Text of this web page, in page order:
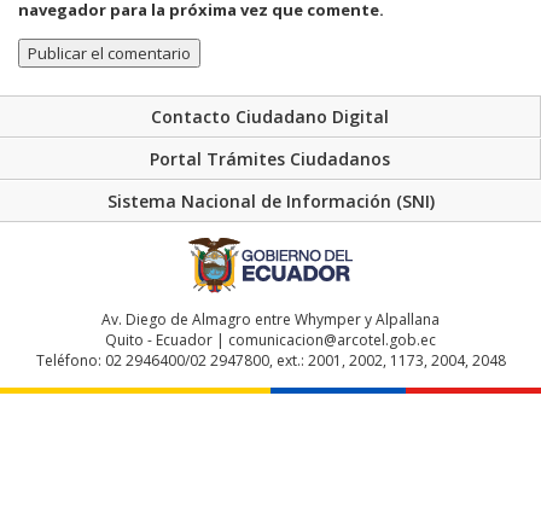
navegador para la próxima vez que comente.
Contacto Ciudadano Digital
Portal Trámites Ciudadanos
Sistema Nacional de Información (SNI)
Av. Diego de Almagro entre Whymper y Alpallana
Quito - Ecuador | comunicacion@arcotel.gob.ec
Teléfono: 02 2946400/02 2947800, ext.: 2001, 2002, 1173, 2004, 2048